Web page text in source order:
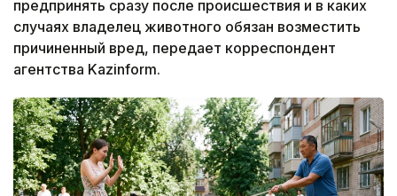
предпринять сразу после происшествия и в каких
случаях владелец животного обязан возместить
причиненный вред, передает корреспондент
агентства Kazinform.